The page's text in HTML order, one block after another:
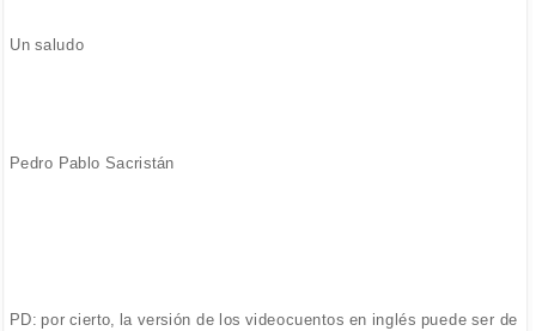
Un saludo
Pedro Pablo Sacristán
PD: por cierto, la versión de los videocuentos en inglés puede ser de